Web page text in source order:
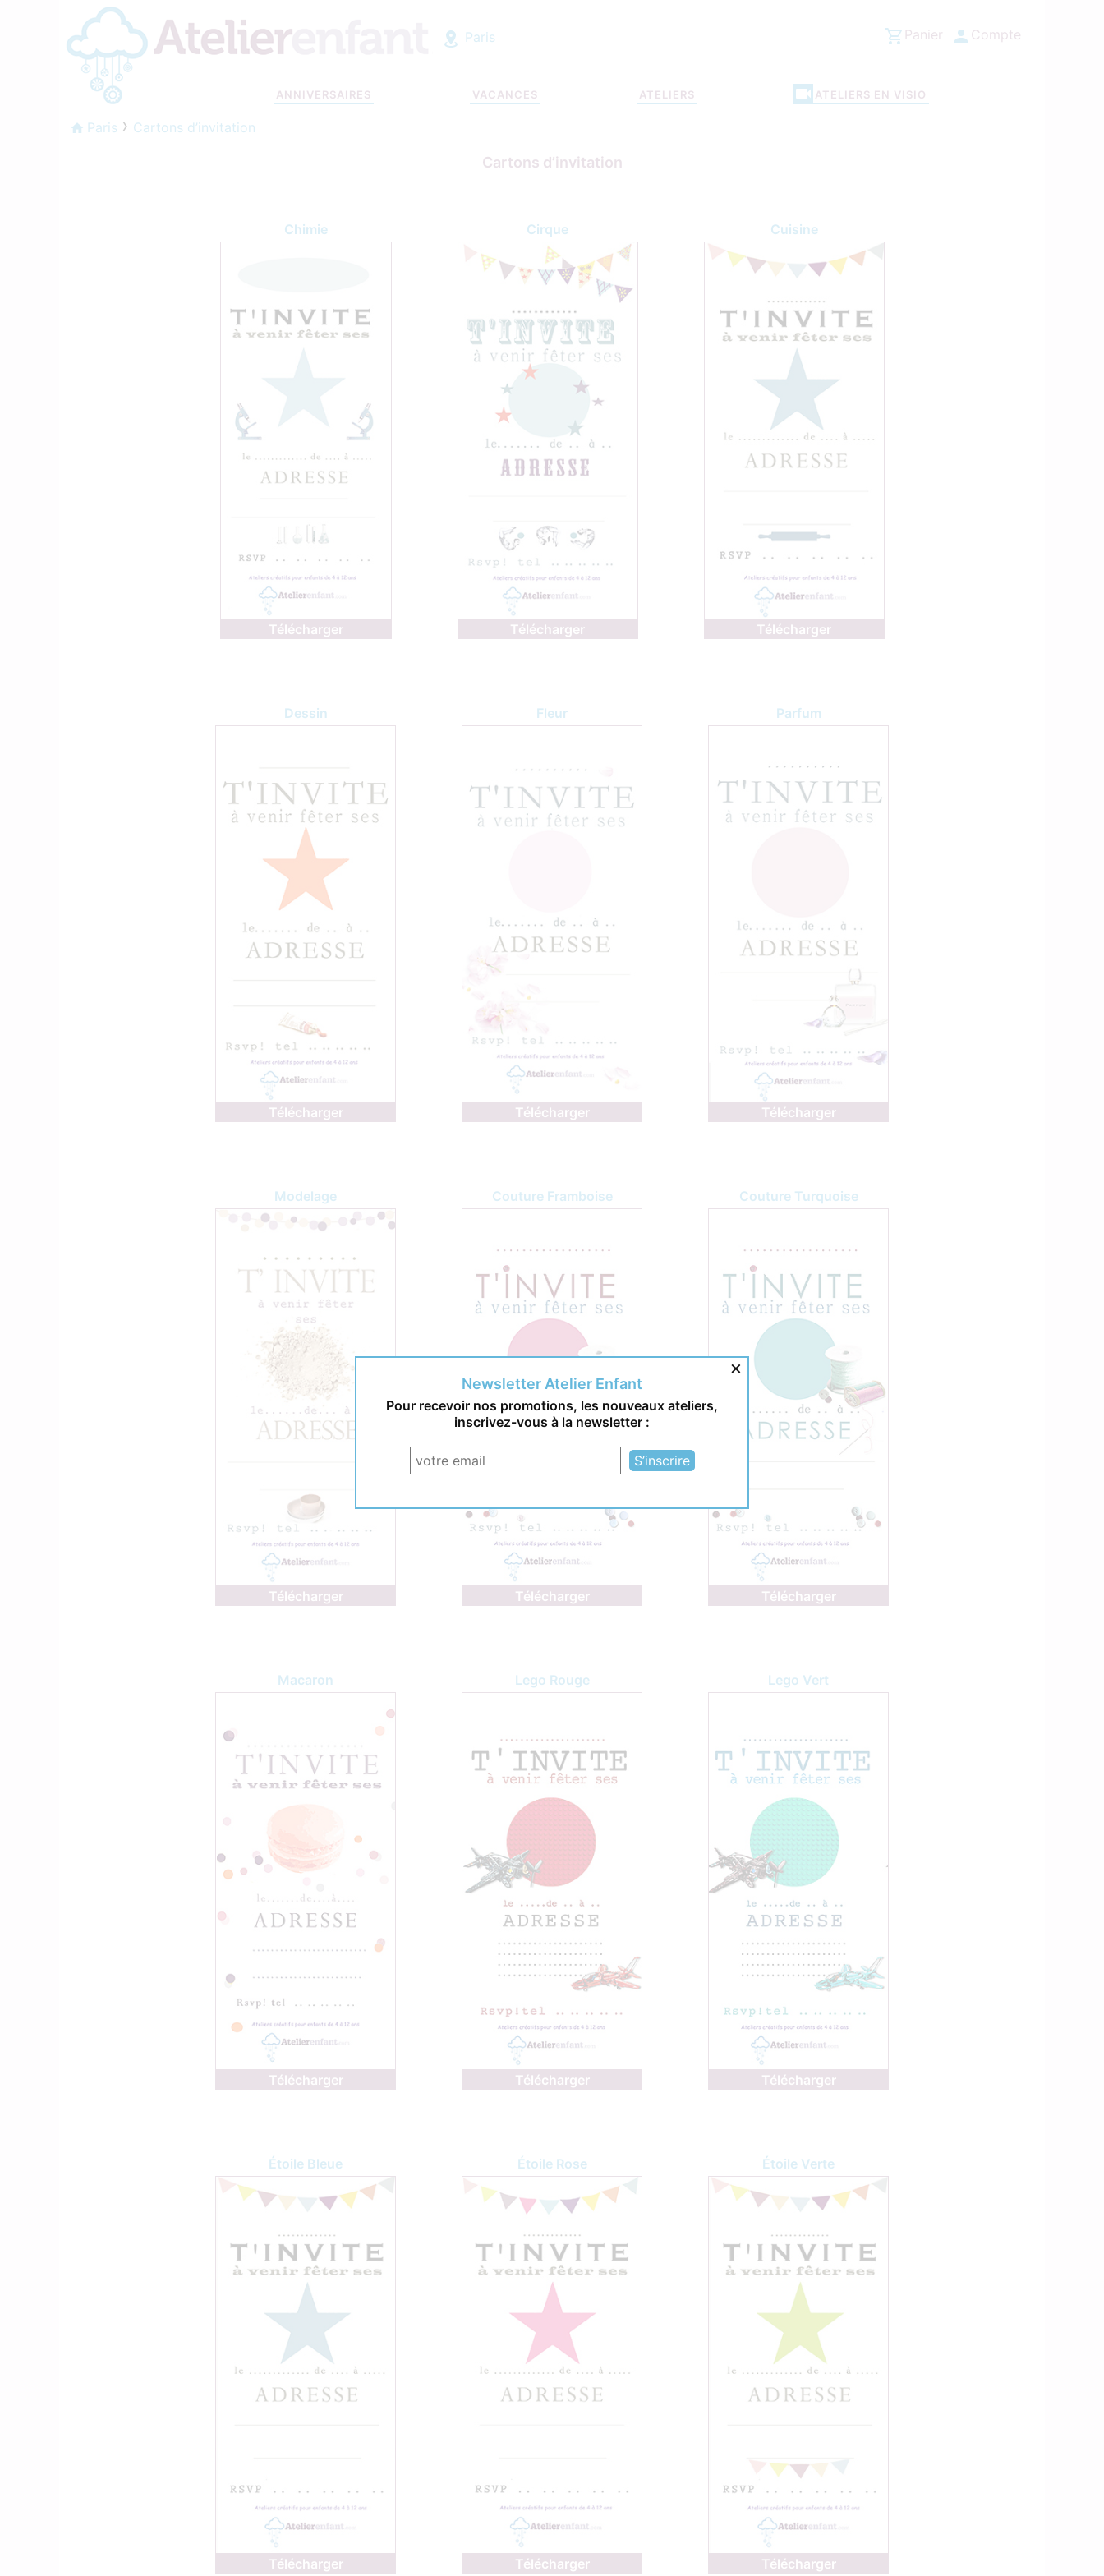
Panier Compte
Paris
ANNIVERSAIRES VACANCES ATELIERS ATELIERS EN VISIO
Paris Cartons d’invitation
Cartons d’invitation
Chimie
Télécharger
Cirque
Télécharger
Cuisine
Télécharger
Dessin
Télécharger
Fleur
Télécharger
Parfum
Télécharger
Modelage
Télécharger
Couture Framboise
Télécharger
Couture Turquoise
Télécharger
Macaron
Télécharger
Lego Rouge
Télécharger
Lego Vert
Télécharger
Étoile Bleue
Télécharger
Étoile Rose
Télécharger
Étoile Verte
Télécharger
Newsletter Atelier Enfant
Pour recevoir nos promotions, les nouveaux ateliers,
inscrivez-vous à la newsletter :
×